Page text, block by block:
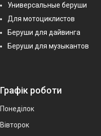
Универсальные беруши
Для мотоциклистов
Беруши для дайвинга
Беруши для музыкантов
Графік роботи
Понеділок
Вівторок